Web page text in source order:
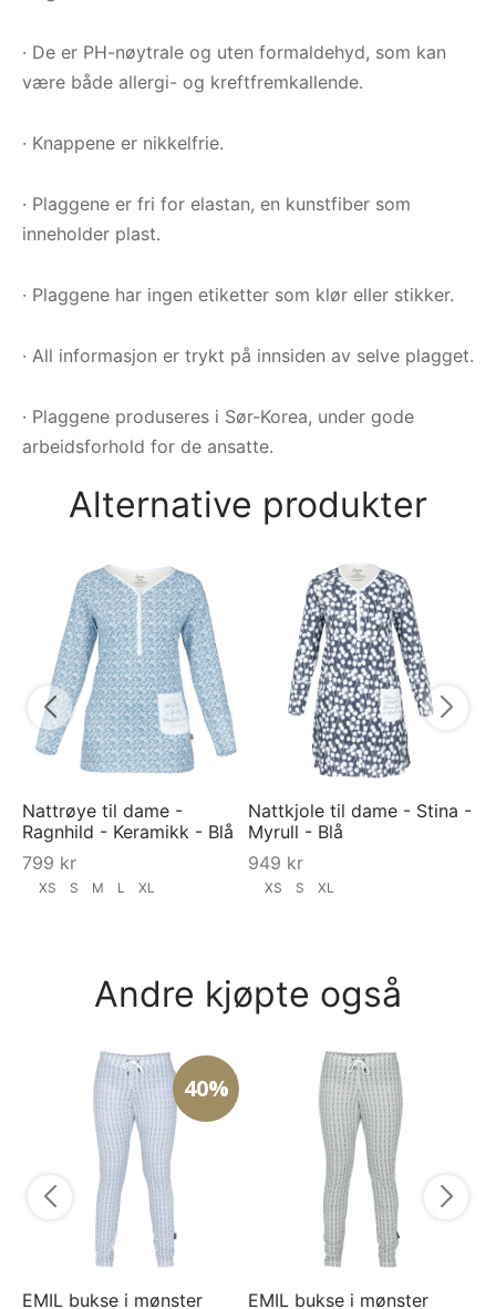
· De er PH-nøytrale og uten formaldehyd, som kan
være både allergi- og kreftfremkallende.
· Knappene er nikkelfrie.
· Plaggene er fri for elastan, en kunstfiber som
inneholder plast.
· Plaggene har ingen etiketter som klør eller stikker.
· All informasjon er trykt på innsiden av selve plagget.
· Plaggene produseres i Sør-Korea, under gode
arbeidsforhold for de ansatte.
Alternative produkter
Nattrøye til dame -
Ragnhild - Keramikk - Blå
799 kr
XS S M L XL
Nattkjole til dame - Stina -
Myrull - Blå
949 kr
XS S XL
Andre kjøpte også
40%
EMIL bukse i mønster
EMIL bukse i mønster